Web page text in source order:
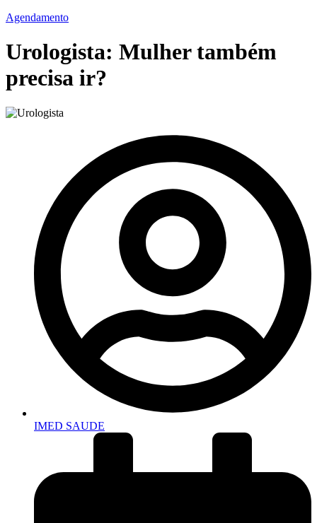
Agendamento
Urologista: Mulher também
precisa ir?
IMED SAUDE